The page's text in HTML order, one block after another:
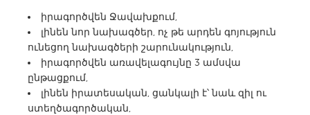
QATAR
Qatar
SINGAPORE
Singapore
իրագործվեն Ջավախքում,
լինեն նոր նախագծեր, ոչ թե արդեն գոյություն
ունեցող նախագծերի շարունակություն,
իրագործվեն առավելագույնը 3 ամսվա
ընթացքում,
լինեն իրատեսական, ցանկալի է՝ նաև զիլ ու
ստեղծագործական,